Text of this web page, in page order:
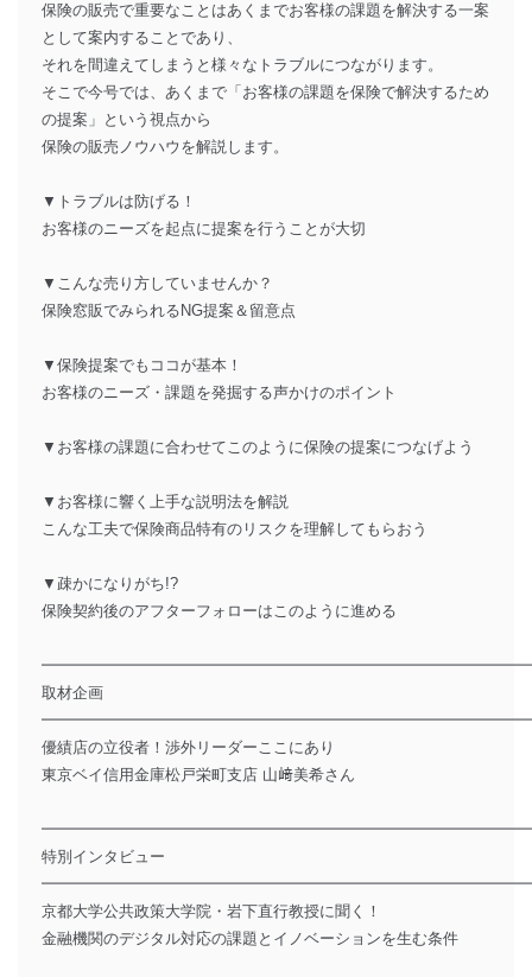
保険の販売で重要なことはあくまでお客様の課題を解決する一案
として案内することであり、
それを間違えてしまうと様々なトラブルにつながります。
そこで今号では、あくまで「お客様の課題を保険で解決するため
の提案」という視点から
保険の販売ノウハウを解説します。
▼トラブルは防げる！
お客様のニーズを起点に提案を行うことが大切
▼こんな売り方していませんか？
保険窓販でみられるNG提案＆留意点
▼保険提案でもココが基本！
お客様のニーズ・課題を発掘する声かけのポイント
▼お客様の課題に合わせてこのように保険の提案につなげよう
▼お客様に響く上手な説明法を解説
こんな工夫で保険商品特有のリスクを理解してもらおう
▼疎かになりがち!?
保険契約後のアフターフォローはこのように進める
取材企画
優績店の立役者！渉外リーダーここにあり
東京ベイ信用金庫松戸栄町支店 山﨑美希さん
特別インタビュー
京都大学公共政策大学院・岩下直行教授に聞く！
金融機関のデジタル対応の課題とイノベーションを生む条件